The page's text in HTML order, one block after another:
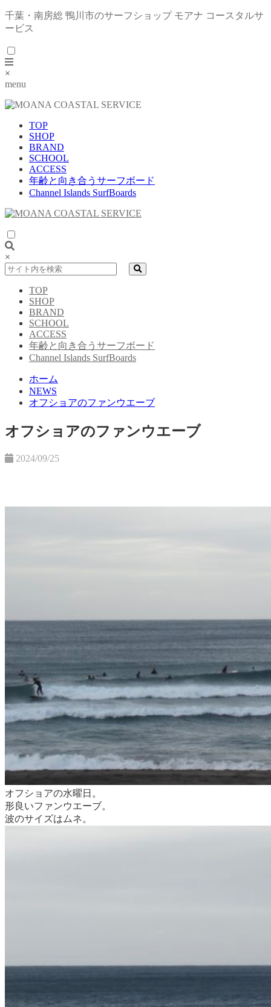
千葉・南房総 鴨川市のサーフショップ モアナ コースタルサ
ービス
×
menu
TOP
SHOP
BRAND
SCHOOL
ACCESS
年齢と向き合うサーフボード
Channel Islands SurfBoards
×
TOP
SHOP
BRAND
SCHOOL
ACCESS
年齢と向き合うサーフボード
Channel Islands SurfBoards
ホーム
NEWS
オフショアのファンウエーブ
オフショアのファンウエーブ
2024/09/25
オフショアの水曜日。
形良いファンウエーブ。
波のサイズはムネ。